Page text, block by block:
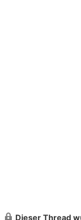
Dieser Thread